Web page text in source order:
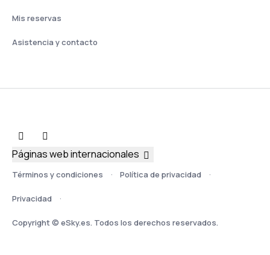
Mis reservas
Asistencia y contacto
Términos y condiciones Política de privacidad
Privacidad
Copyright © eSky.es. Todos los derechos reservados.
Páginas web internacionales